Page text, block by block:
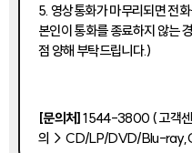
5. 영상통화가 마무리되면 전
본인이 통화를 종료하지 않는
점 양해 부탁드립니다.)
[문의처]1544-3800 ( 고객
의 > CD/LP/DVD/Blu-